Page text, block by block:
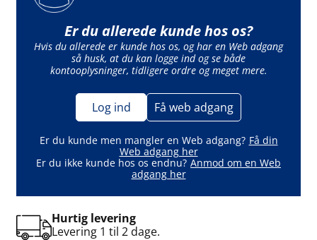
Er du allerede kunde hos os?
Hvis du allerede er kunde hos os, og har en Web adgang
så husk, at du kan logge ind og se både
kontooplysninger, tidligere ordre og meget mere.
Log ind Få web adgang
Er du kunde men mangler en Web adgang? Få din
Web adgang her
Er du ikke kunde hos os endnu? Anmod om en Web
adgang her
Hurtig levering
Levering 1 til 2 dage.